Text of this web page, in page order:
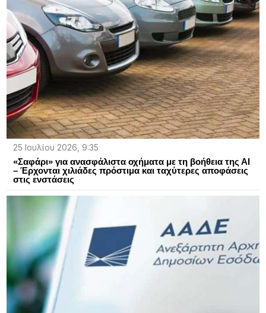
25 Ιουλίου 2026, 9:35
«Σαφάρι» για ανασφάλιστα οχήματα με τη βοήθεια της ΑΙ
– Έρχονται χιλιάδες πρόστιμα και ταχύτερες αποφάσεις
στις ενστάσεις